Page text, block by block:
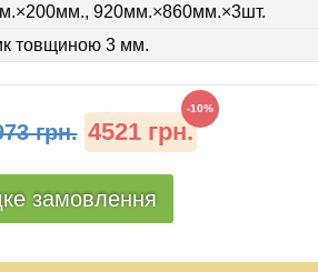
920мм.×860мм.×3шт.
товщиною 3 мм.
грн. 4521 грн.
-10%
замовлення